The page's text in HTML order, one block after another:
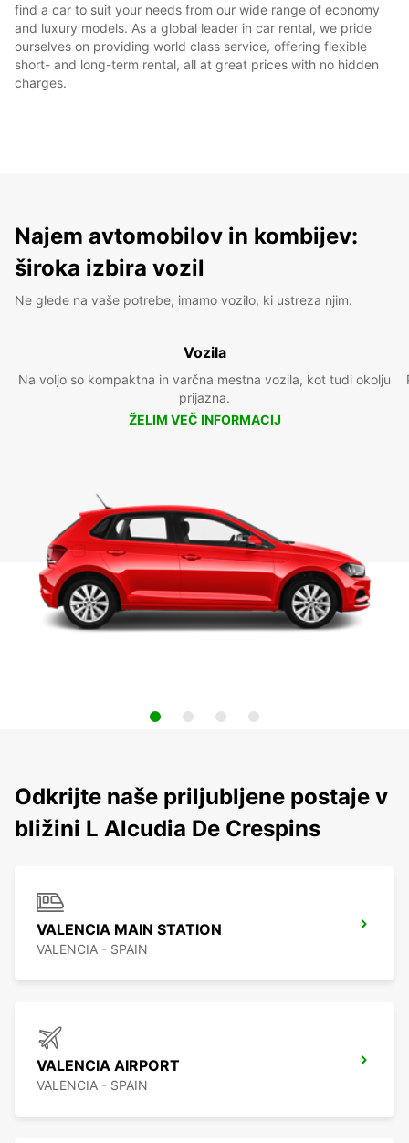
find a car to suit your needs from our wide range of economy
and luxury models. As a global leader in car rental, we pride
ourselves on providing world class service, offering flexible
short- and long-term rental, all at great prices with no hidden
charges.
Najem avtomobilov in kombijev:
široka izbira vozil
Ne glede na vaše potrebe, imamo vozilo, ki ustreza njim.
Vozila
Na voljo so kompaktna in varčna mestna vozila, kot tudi okolju
prijazna.
ŽELIM VEČ INFORMACIJ
Odkrijte naše priljubljene postaje v
bližini L Alcudia De Crespins
VALENCIA MAIN STATION
VALENCIA - SPAIN
VALENCIA AIRPORT
VALENCIA - SPAIN